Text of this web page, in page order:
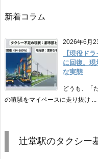
新着コラム
2026年6月
【現役ド
に回復。
な実態
どうも、「
の喧騒をマイペースに走り抜け ...
辻堂駅のタクシー